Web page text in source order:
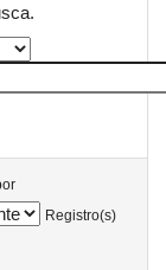
Registro(s)